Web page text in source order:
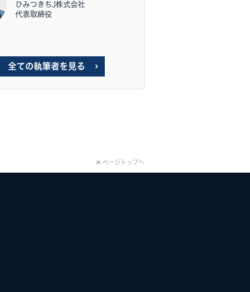
ひみつきちJ株式会社
代表取締役
全ての執筆者を見る
ページトップへ